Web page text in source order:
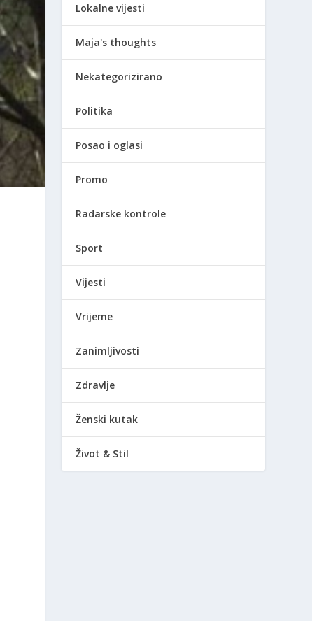
Lokalne vijesti
Maja's thoughts
Nekategorizirano
Politika
Posao i oglasi
Promo
Radarske kontrole
Sport
Vijesti
Vrijeme
Zanimljivosti
Zdravlje
Ženski kutak
Život & Stil